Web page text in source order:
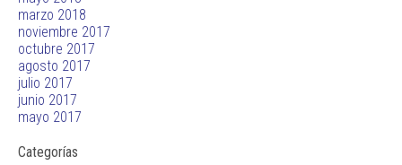
marzo 2018
noviembre 2017
octubre 2017
agosto 2017
julio 2017
junio 2017
mayo 2017
Categorías